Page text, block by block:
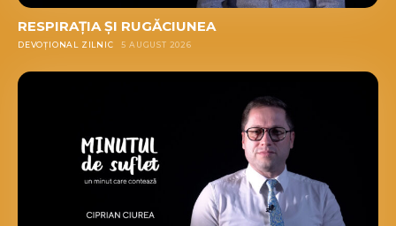
RESPIRAȚIA ȘI RUGĂCIUNEA
DEVOȚIONAL ZILNIC 5 AUGUST 2026